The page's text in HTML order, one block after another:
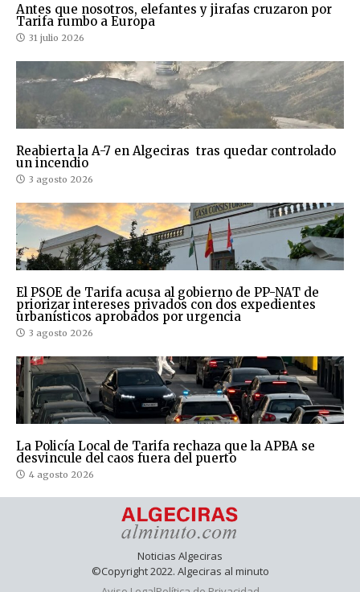
Antes que nosotros, elefantes y jirafas cruzaron por
Tarifa rumbo a Europa
31 julio 2026
Reabierta la A-7 en Algeciras tras quedar controlado
un incendio
3 agosto 2026
El PSOE de Tarifa acusa al gobierno de PP-NAT de
priorizar intereses privados con dos expedientes
urbanísticos aprobados por urgencia
3 agosto 2026
La Policía Local de Tarifa rechaza que la APBA se
desvincule del caos fuera del puerto
4 agosto 2026
Noticias Algeciras
©Copyright 2022. Algeciras al minuto